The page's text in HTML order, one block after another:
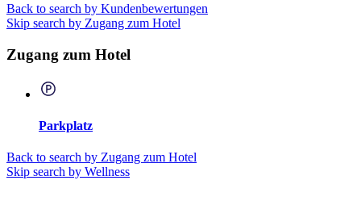
Back to search by Kundenbewertungen
Skip search by Zugang zum Hotel
Zugang zum Hotel
Parkplatz
Back to search by Zugang zum Hotel
Skip search by Wellness